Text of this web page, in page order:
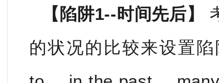
【陷阱1--时间先后】
的状况的比较来设置